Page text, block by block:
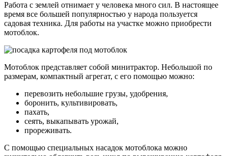
Работа с землей отнимает у человека много сил. В настоящее
время все большей популярностью у народа пользуется
садовая техника. Для работы на участке можно приобрести
мотоблок.
Мотоблок представляет собой минитрактор. Небольшой по
размерам, компактный агрегат, с его помощью можно:
перевозить небольшие грузы, удобрения,
боронить, культивировать,
пахать,
сеять, выкапывать урожай,
прореживать.
С помощью специальных насадок мотоблока можно